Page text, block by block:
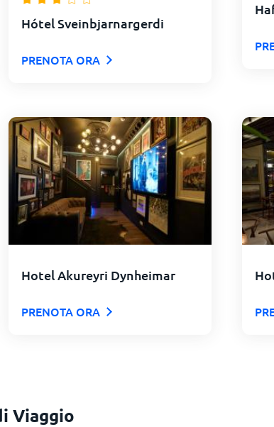
Hótel Sveinbjarnargerdi
PRENOTA ORA
Hotel Akureyri Dynheimar
PRENOTA ORA
Viaggio